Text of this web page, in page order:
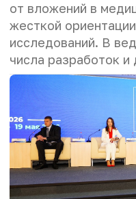
от вложений в
жесткой
исследований. В
числа разработок и